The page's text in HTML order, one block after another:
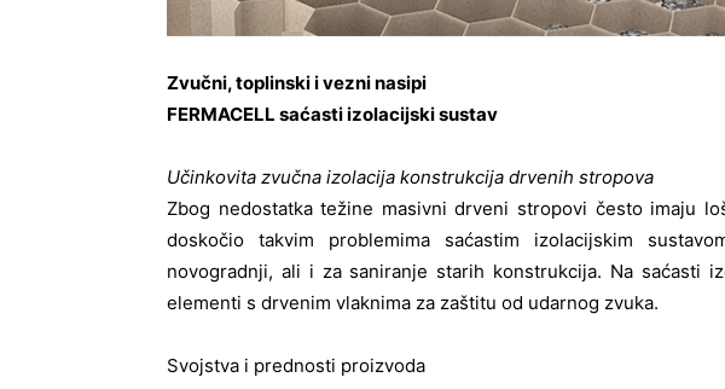
Zvučni, toplinski i vezni nasipi
FERMACELL saćasti izolacijski sustav
Učinkovita zvučna izolacija konstrukcija drvenih stropova
Zbog nedostatka težine masivni drveni stropovi često imaju
doskočio takvim problemima saćastim izolacijskim
novogradnji, ali i za saniranje starih konstrukcija. Na saćasti
elementi s drvenim vlaknima za zaštitu od udarnog zvuka.
Svojstva i prednosti proizvoda